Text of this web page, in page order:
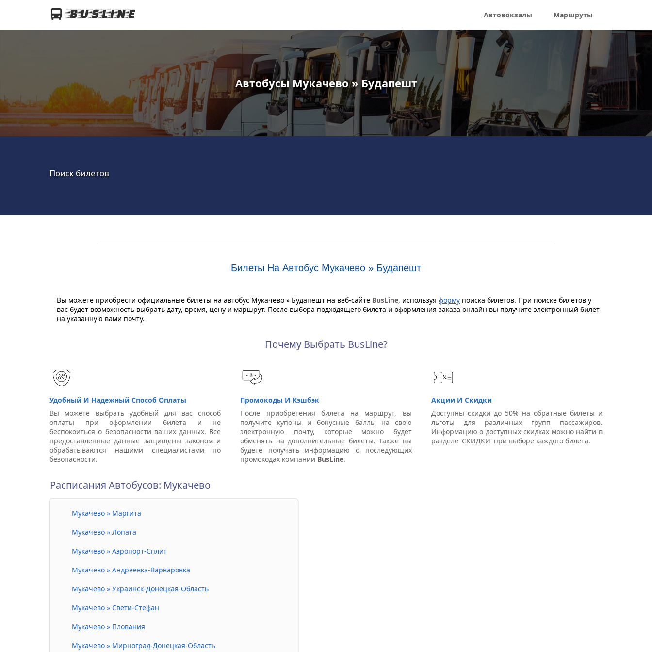
Автовокзалы Маршруты
Автобусы Мукачево » Будапешт
Поиск билетов
Билеты На Автобус Мукачево » Будапешт
Вы можете приобрести официальные билеты на автобус Мукачево » Будапешт на веб-сайте BusLine, используя форму поиска билетов. При поиске билетов у
вас будет возможность выбрать дату, время, цену и маршрут. После выбора подходящего билета и оформления заказа онлайн вы получите электронный билет
на указанную вами почту.
Почему Выбрать BusLine?
Удобный И Надежный Способ Оплаты
Вы можете выбрать удобный для вас способ
оплаты при оформлении билета и не
беспокоиться о безопасности ваших данных. Все
предоставленные данные защищены законом и
обрабатываются нашими специалистами по
безопасности.
Промокоды И Кэшбэк
После приобретения билета на маршрут, вы
получите купоны и бонусные баллы на свою
электронную почту, которые можно будет
обменять на дополнительные билеты. Также вы
будете получать информацию о последующих
промокодах компании BusLine.
Акции И Скидки
Доступны скидки до 50% на обратные билеты и
льготы для различных групп пассажиров.
Информацию о доступных скидках можно найти в
разделе 'СКИДКИ' при выборе каждого билета.
Расписания Автобусов: Мукачево
Мукачево » Маргита
Мукачево » Лопата
Мукачево » Аэропорт-Сплит
Мукачево » Андреевка-Варваровка
Мукачево » Украинск-Донецкая-Область
Мукачево » Свети-Стефан
Мукачево » Плования
Мукачево » Мирноград-Донецкая-Область